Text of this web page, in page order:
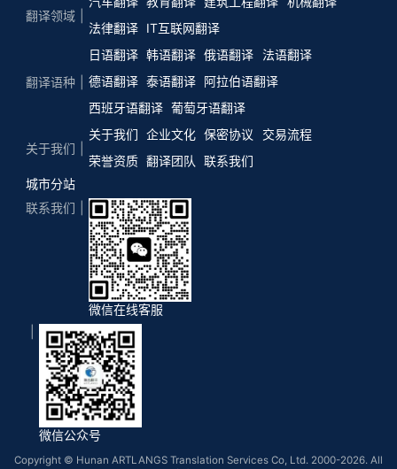
翻译领域
法律翻译
IT互联网翻译
翻译语种
日语翻译 韩语翻译 俄语翻译
法语翻译
德语翻译 泰语翻译 阿拉伯语翻译
西班牙语翻译 葡萄牙语翻译
关于我们
关于我们 企业文化 保密协议
交易流程
荣誉资质 翻译团队
联系我们
城市分站
联系我们
微信在线客服
微信公众号
Copyright © Hunan ARTLANGS Translation Services Co, Ltd. 2000-2026. All